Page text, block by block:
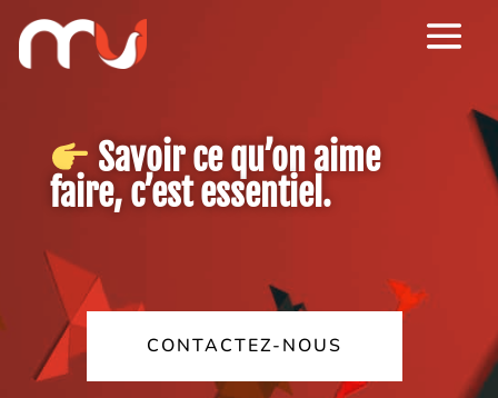
Savoir ce qu’on aime
faire, c’est essentiel.
CONTACTEZ-NOUS